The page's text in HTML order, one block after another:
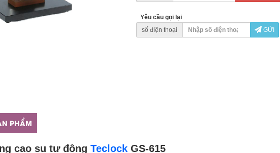
Yêu cầu gọi lại
số điện thoại
GỬI
PHẨM
cao su tự động Teclock GS-615